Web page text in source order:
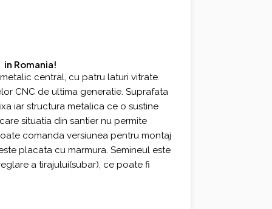
Romania!
central, cu patru laturi vitrate.
CNC de ultima generatie. Suprafata
iar structura metalica ce o sustine
situatia din santier nu permite
comanda versiunea pentru montaj
placata cu marmura. Semineul este
a tirajului(subar), ce poate fi